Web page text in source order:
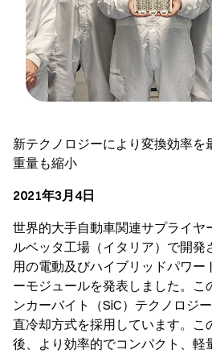
新テクノロジーにより変換効率を
重量も縮小
2021年3月4日
世界的大手自動車関連サプライヤ
ルベッタ工場（イタリア）で開発
用の電動及びハイブリッドパワー
ーモジュールを発表しました。こ
ンカーバイト（SiC）テクノロジ
直冷却方式を採用しています。こ
後、より効率的でコンパクト、軽